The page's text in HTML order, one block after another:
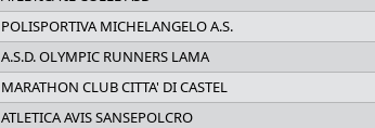
POLISPORTIVA MICHELANGELO A.S.
A.S.D. OLYMPIC RUNNERS LAMA
MARATHON CLUB CITTA' DI CASTEL
ATLETICA AVIS SANSEPOLCRO